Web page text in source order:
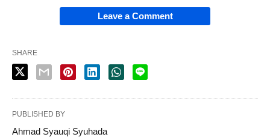
Leave a Comment
SHARE
PUBLISHED BY
Ahmad Syauqi Syuhada